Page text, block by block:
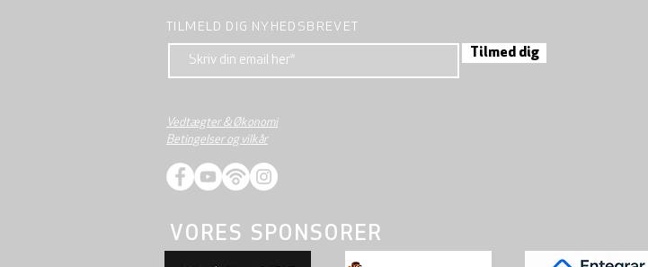
TILMELD DIG NYHEDSBREVET
Tilmed dig
Vedtægter & Økonomi
Betingelser og vilkår
VORES SPONSORER